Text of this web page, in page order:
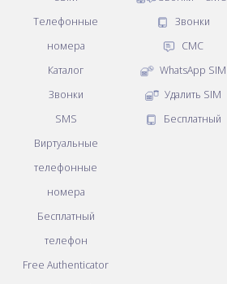
Телефонные
номера
Каталог
Звонки
SMS
Виртуальные
телефонные
номера
Бесплатный
телефон
Free Authenticator
Звонки
СМС
WhatsApp SIM
Удалить SIM
Бесплатный